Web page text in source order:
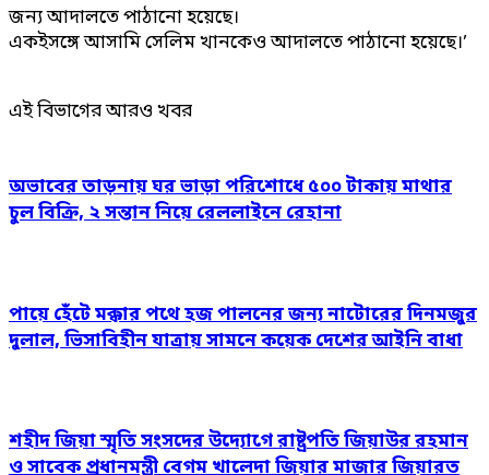
জন্য আদালতে পাঠানো হয়েছে।
একইসঙ্গে আসামি সেলিম খানকেও আদালতে পাঠানো হয়েছে।’
এই বিভাগের আরও খবর
অভাবের তাড়নায় ঘর ভাড়া পরিশোধে ৫০০ টাকায় মাথার
চুল বিক্রি, ২ সন্তান নিয়ে রেললাইনে রেহানা
পায়ে হেঁটে মক্কার পথে হজ পালনের জন্য নাটোরের দিনমজুর
দুলাল, ভিসাবিহীন যাত্রায় সামনে কয়েক দেশের আইনি বাধা
শহীদ জিয়া স্মৃতি সংসদের উদ্যোগে রাষ্ট্রপতি জিয়াউর রহমান
ও সাবেক প্রধানমন্ত্রী বেগম খালেদা জিয়ার মাজার জিয়ারত